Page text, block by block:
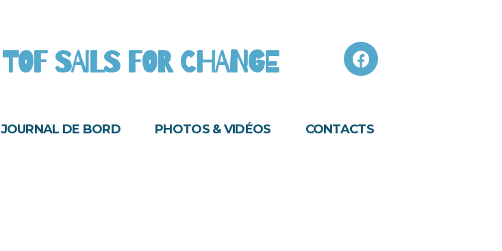
TOF SAILS FOR CHANGE
JOURNAL DE BORD PHOTOS & VIDÉOS CONTACTS